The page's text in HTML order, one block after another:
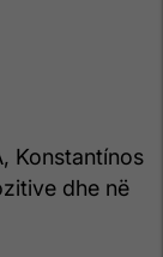
Konstantínos
dhe në